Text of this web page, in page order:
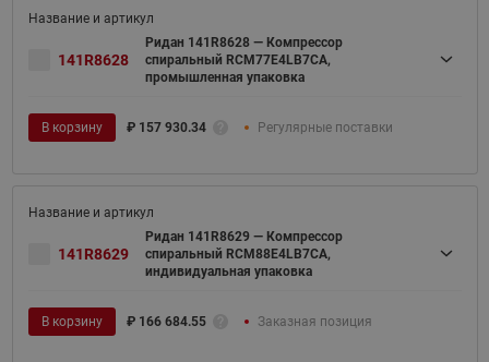
141R8628
Ридан 141R8628 — Компрессор
спиральный RCM77E4LB7CA,
промышленная упаковка
В корзину ₽ 157 930.34 Регулярные поставки
141R8629
Ридан 141R8629 — Компрессор
спиральный RCM88E4LB7CA,
индивидуальная упаковка
В корзину ₽ 166 684.55 Заказная позиция